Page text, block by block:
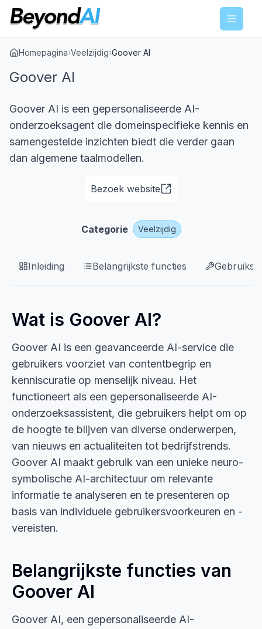
Menu
Homepagina›Veelzijdig›Goover AI
Goover AI
Goover AI is een gepersonaliseerde AI-
onderzoeksagent die domeinspecifieke kennis en
samengestelde inzichten biedt die verder gaan
dan algemene taalmodellen.
Bezoek website
Categorie Veelzijdig
Inleiding Belangrijkste functies
Wat is Goover AI?
Goover AI is een geavanceerde AI-service die
gebruikers voorziet van contentbegrip en
kenniscuratie op menselijk niveau. Het
functioneert als een gepersonaliseerde AI-
onderzoeksassistent, die gebruikers helpt om op
de hoogte te blijven van diverse onderwerpen,
van nieuws en actualiteiten tot bedrijfstrends.
Goover AI maakt gebruik van een unieke neuro-
symbolische AI-architectuur om relevante
informatie te analyseren en te presenteren op
basis van individuele gebruikersvoorkeuren en -
vereisten.
Belangrijkste functies van
Goover AI
Goover AI, een gepersonaliseerde AI-